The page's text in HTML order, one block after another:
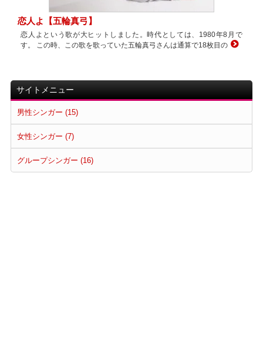
恋人よ【五輪真弓】
恋人よという歌が大ヒットしました。時代としては、1980年8月で
す。 この時、この歌を歌っていた五輪真弓さんは通算で18枚目の
サイトメニュー
男性シンガー (15)
女性シンガー (7)
グループシンガー (16)